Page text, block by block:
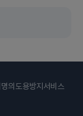
명의도용방지서비스